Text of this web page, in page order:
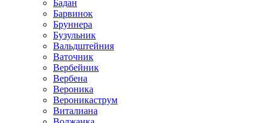
Бадан
Барвинок
Бруннера
Бузульник
Вальдштейния
Ваточник
Вербейник
Вербена
Вероника
Вероникаструм
Виталиана